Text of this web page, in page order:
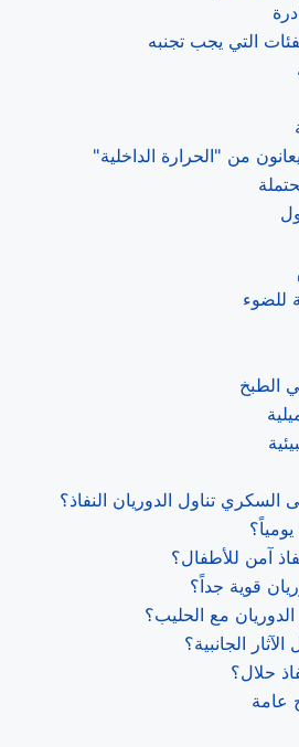
التي يجب تجنبه
من "الحرارة الداخلية"
للضوء
الطبخ
تناول الدوريان النفاذ؟
آمن للأطفال؟
قوية جداً؟
مع الحليب؟
الجانبية؟
حلال؟
عامة